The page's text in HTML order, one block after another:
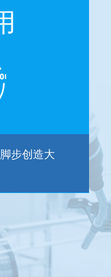
法，全面
从商业模
计
步创造大